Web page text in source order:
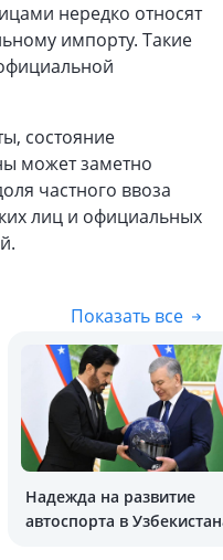
нередко относят
импорту. Такие
состояние
может заметно
частного ввоза
лиц и официальных
Показать все
Надежда на развитие
автоспорта в